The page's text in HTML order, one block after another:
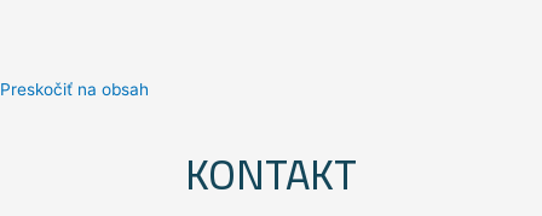
Preskočiť na obsah
KONTAKT